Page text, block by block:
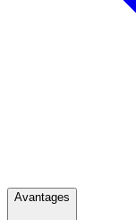
Avantages